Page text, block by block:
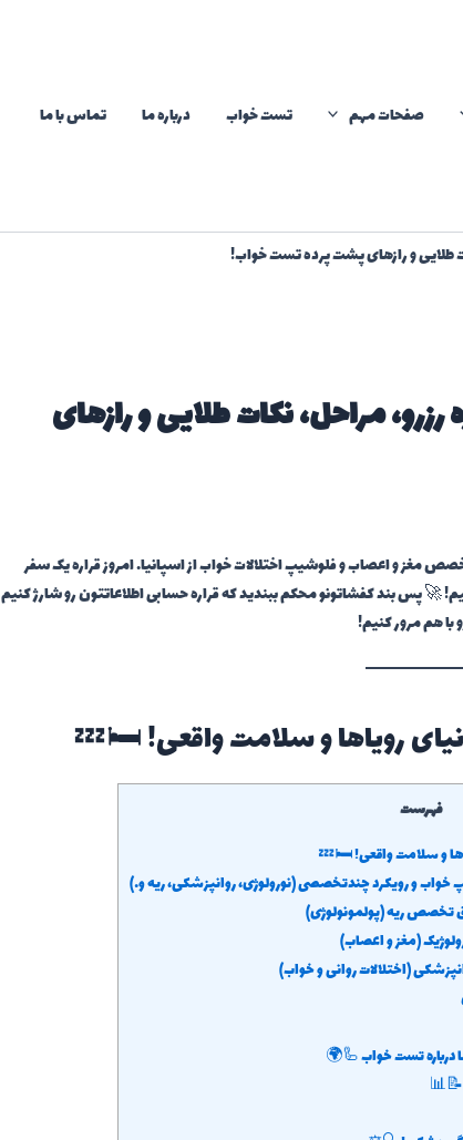
صفحات مهم تست خواب درباره ما تماس با ما
طلایی و رازهای پشت پرده تست خواب!
مراحل، نکات طلایی و رازهای
و اعصاب و فلوشیپ اختلالات خواب از اسپانیا. امروز قراره یک سفر
🚀 پس بند کفشاتونو محکم ببندید که قراره حسابی اطلاعاتتون رو شارژ کنیم
با هم مرور کنیم!
رویاها و سلامت واقعی! 🛏️💤
فهرست
و سلامت واقعی! 🛏️💤
تست خواب 🦾🌍
📝📊